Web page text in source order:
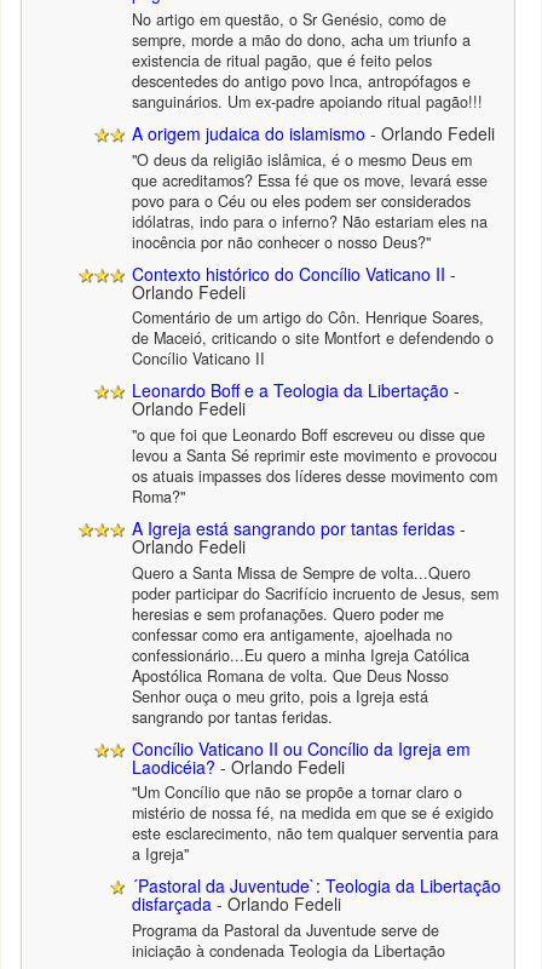
No artigo em questão, o Sr Genésio, como de
sempre, morde a mão do dono, acha um triunfo a
existencia de ritual pagão, que é feito pelos
descentedes do antigo povo Inca, antropófagos e
sanguinários. Um ex-padre apoiando ritual pagão!!!
A origem judaica do islamismo - Orlando Fedeli
"O deus da religião islâmica, é o mesmo Deus em
que acreditamos? Essa fé que os move, levará esse
povo para o Céu ou eles podem ser considerados
idólatras, indo para o inferno? Não estariam eles na
inocência por não conhecer o nosso Deus?"
Contexto histórico do Concílio Vaticano II -
Orlando Fedeli
Comentário de um artigo do Côn. Henrique Soares,
de Maceió, criticando o site Montfort e defendendo o
Concílio Vaticano II
Leonardo Boff e a Teologia da Libertação -
Orlando Fedeli
"o que foi que Leonardo Boff escreveu ou disse que
levou a Santa Sé reprimir este movimento e provocou
os atuais impasses dos líderes desse movimento com
Roma?"
A Igreja está sangrando por tantas feridas -
Orlando Fedeli
Quero a Santa Missa de Sempre de volta...Quero
poder participar do Sacrifício incruento de Jesus, sem
heresias e sem profanações. Quero poder me
confessar como era antigamente, ajoelhada no
confessionário...Eu quero a minha Igreja Católica
Apostólica Romana de volta. Que Deus Nosso
Senhor ouça o meu grito, pois a Igreja está
sangrando por tantas feridas.
Concílio Vaticano II ou Concílio da Igreja em
Laodicéia? - Orlando Fedeli
"Um Concílio que não se propõe a tornar claro o
mistério de nossa fé, na medida em que se é exigido
este esclarecimento, não tem qualquer serventia para
a Igreja"
´Pastoral da Juventude`: Teologia da Libertação
disfarçada - Orlando Fedeli
Programa da Pastoral da Juventude serve de
iniciação à condenada Teologia da Libertação